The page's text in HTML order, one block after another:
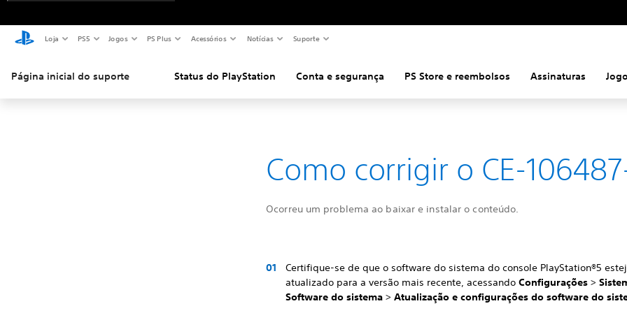
Loja PS5 Jogos PS Plus Acessórios Notícias Suporte
Página inicial do suporte Status do PlayStation Conta e segurança PS Store e reembolsos Assinaturas
Como corrigir o CE-
Ocorreu um problema ao baixar e instalar o conteúdo.
Certifique-se de que o software do sistema do console PlayStation®5
atualizado para a versão mais recente, acessandoConfigurações>
Software do sistema>Atualização e configurações do software do